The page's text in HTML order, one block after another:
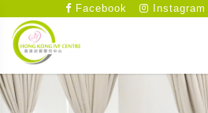
Facebook Instagram